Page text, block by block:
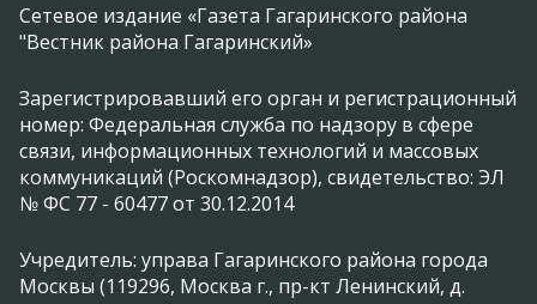
Сетевое издание «Газета Гагаринского района
"Вестник района Гагаринский»
Зарегистрировавший его орган и регистрационный
номер: Федеральная служба по надзору в сфере
связи, информационных технологий и массовых
коммуникаций (Роскомнадзор), свидетельство: ЭЛ
№ ФС 77 - 60477 от 30.12.2014
Учредитель: управа Гагаринского района города
Москвы (119296, Москва г., пр-кт Ленинский, д.